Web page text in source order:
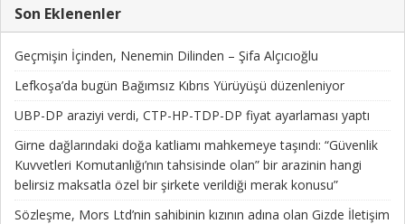
Son Eklenenler
Geçmişin İçinden, Nenemin Dilinden – Şifa Alçıcıoğlu
Lefkoşa’da bugün Bağımsız Kıbrıs Yürüyüşü düzenleniyor
UBP-DP araziyi verdi, CTP-HP-TDP-DP fiyat ayarlaması yaptı
Girne dağlarındaki doğa katliamı mahkemeye taşındı: “Güvenlik
Kuvvetleri Komutanlığı’nın tahsisinde olan” bir arazinin hangi
belirsiz maksatla özel bir şirkete verildiği merak konusu”
Sözleşme, Mors Ltd’nin sahibinin kızının adına olan Gizde İletişim